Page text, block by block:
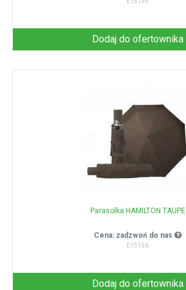
Dodaj do ofertownika
Parasolka HAMILTON TAUPE
Cena: zadzwoń do nas
E15156
Dodaj do ofertownika